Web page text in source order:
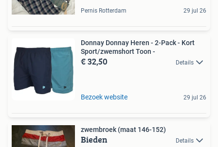
Pernis Rotterdam 29 jul 26
Donnay Donnay Heren - 2-Pack - Kort
Sport/zwemshort Toon -
€ 32,50 Details
Bezoek website 29 jul 26
zwembroek (maat 146-152)
Bieden Details